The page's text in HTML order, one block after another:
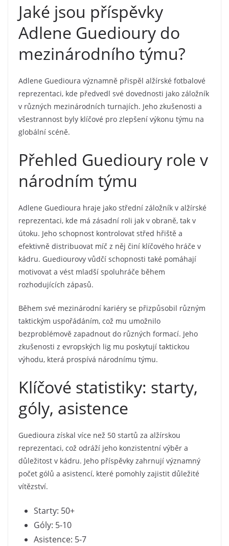
Jaké jsou příspěvky
Adlene Guedioury do
mezinárodního týmu?
Adlene Guedioura významně přispěl alžírské fotbalové
reprezentaci, kde předvedl své dovednosti jako záložník
v různých mezinárodních turnajích. Jeho zkušenosti a
všestrannost byly klíčové pro zlepšení výkonu týmu na
globální scéně.
Přehled Guedioury role v
národním týmu
Adlene Guedioura hraje jako střední záložník v alžírské
reprezentaci, kde má zásadní roli jak v obraně, tak v
útoku. Jeho schopnost kontrolovat střed hřiště a
efektivně distribuovat míč z něj činí klíčového hráče v
kádru. Guediourovy vůdčí schopnosti také pomáhají
motivovat a vést mladší spoluhráče během
rozhodujících zápasů.
Během své mezinárodní kariéry se přizpůsobil různým
taktickým uspořádáním, což mu umožnilo
bezproblémově zapadnout do různých formací. Jeho
zkušenosti z evropských lig mu poskytují taktickou
výhodu, která prospívá národnímu týmu.
Klíčové statistiky: starty,
góly, asistence
Guedioura získal více než 50 startů za alžírskou
reprezentaci, což odráží jeho konzistentní výběr a
důležitost v kádru. Jeho příspěvky zahrnují významný
počet gólů a asistencí, které pomohly zajistit důležité
vítězství.
Starty: 50+
Góly: 5-10
Asistence: 5-7